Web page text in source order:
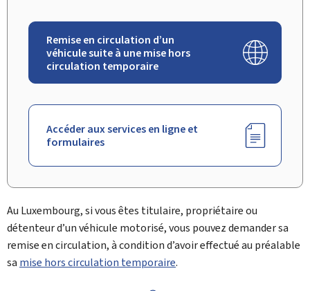
Remise en circulation d’un
véhicule suite à une mise hors
circulation temporaire
Accéder aux services en ligne et
formulaires
Au Luxembourg, si vous êtes titulaire, propriétaire ou
détenteur d’un véhicule motorisé, vous pouvez demander sa
remise en circulation, à condition d’avoir effectué au préalable
sa mise hors circulation temporaire.